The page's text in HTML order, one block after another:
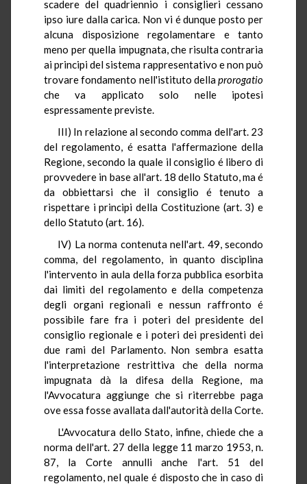
scadere del quadriennio i consiglieri cessano
ipso iure dalla carica. Non vi é dunque posto per
alcuna disposizione regolamentare e tanto
meno per quella impugnata, che risulta contraria
ai principi del sistema rappresentativo e non può
trovare fondamento nell'istituto dellaprorogatio
che va applicato solo nelle ipotesi
espressamente previste.
III) In relazione al secondo comma dell'art. 23
del regolamento, é esatta l'affermazione della
Regione, secondo la quale il consiglio é libero di
provvedere in base all'art. 18 dello Statuto, ma é
da obbiettarsi che il consiglio é tenuto a
rispettare i principi della Costituzione (art. 3) e
dello Statuto (art. 16).
IV) La norma contenuta nell'art. 49, secondo
comma, del regolamento, in quanto disciplina
l'intervento in aula della forza pubblica esorbita
dai limiti del regolamento e della competenza
degli organi regionali e nessun raffronto é
possibile fare fra i poteri del presidente del
consiglio regionale e i poteri dei presidenti dei
due rami del Parlamento. Non sembra esatta
l'interpretazione restrittiva che della norma
impugnata dà la difesa della Regione, ma
l'Avvocatura aggiunge che si riterrebbe paga
ove essa fosse avallata dall'autorità della Corte.
L'Avvocatura dello Stato, infine, chiede che a
norma dell'art. 27 della legge 11 marzo 1953, n.
87, la Corte annulli anche l'art. 51 del
regolamento, nel quale é disposto che in caso di